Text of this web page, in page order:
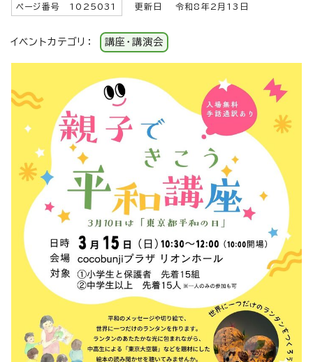
ページ番号 1025031 更新日 令和8年2月13日
イベントカテゴリ： 講座・講演会